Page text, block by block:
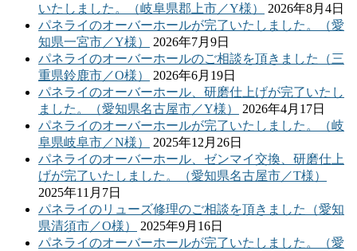
いたしました。（岐阜県郡上市／Y様）
2026年8月4日
パネライのオーバーホールが完了いたしました。（愛
知県一宮市／Y様）
2026年7月9日
パネライのオーバーホールのご相談を頂きました（三
重県鈴鹿市／O様）
2026年6月19日
パネライのオーバーホール、研磨仕上げが完了いたし
ました。（愛知県名古屋市／Y様）
2026年4月17日
パネライのオーバーホールが完了いたしました。（岐
阜県岐阜市／N様）
2025年12月26日
パネライのオーバーホール、ゼンマイ交換、研磨仕上
げが完了いたしました。（愛知県名古屋市／T様）
2025年11月7日
パネライのリューズ修理のご相談を頂きました（愛知
県清須市／O様）
2025年9月16日
パネライのオーバーホールが完了いたしました。（愛